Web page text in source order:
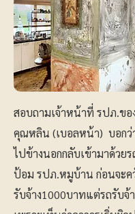
สอบถามเจ้าหน้าที่ รปภ.ข
คุณหลิน (เบอลหน้า) บอกว่
ไปข้างนอกกลับเข้ามาด้วย
ป้อม รปภ.หมูบ้าน ก่อนจะค
รับจ้าง1000บาทแต่รถรับจ้